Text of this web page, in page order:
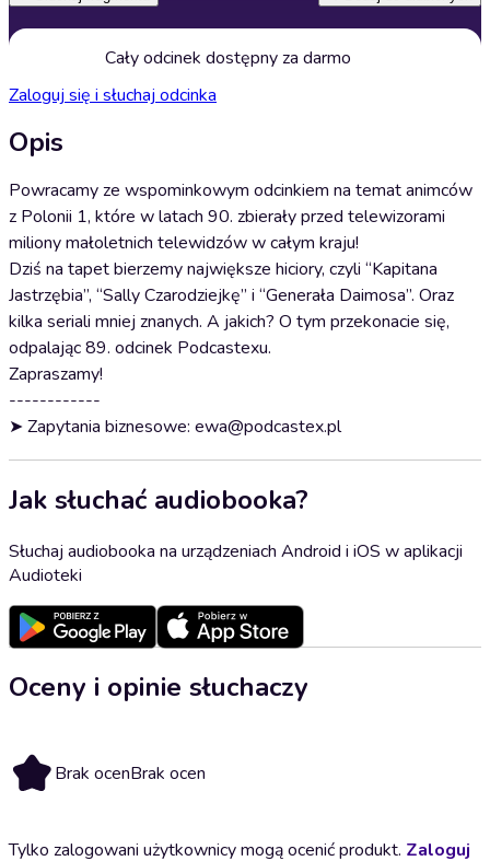
Cały odcinek dostępny za darmo
Zaloguj się i słuchaj odcinka
Opis
Powracamy ze wspominkowym odcinkiem na temat animców
z Polonii 1, które w latach 90. zbierały przed telewizorami
miliony małoletnich telewidzów w całym kraju!
Dziś na tapet bierzemy największe hiciory, czyli “Kapitana
Jastrzębia”, “Sally Czarodziejkę” i “Generała Daimosa”. Oraz
kilka seriali mniej znanych. A jakich? O tym przekonacie się,
odpalając 89. odcinek Podcastexu.
Zapraszamy!
------------
➤ Zapytania biznesowe: ewa@podcastex.pl
Jak słuchać audiobooka?
Słuchaj audiobooka na urządzeniach Android i iOS w aplikacji
Audioteki
Oceny i opinie słuchaczy
Brak ocenBrak ocen
Tylko zalogowani użytkownicy mogą ocenić produkt. Zaloguj